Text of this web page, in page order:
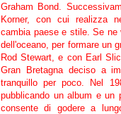
Graham Bond.
Korner, con cui realizza
cambia paese e stile. Se ne
dell'oceano, per formare un
Rod Stewart, e con Earl
Gran Bretagna deciso a
tranquillo per poco. Nel
pubblicando un album e un
consente di godere a